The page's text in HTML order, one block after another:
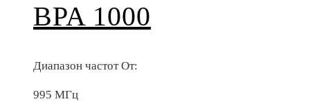
BPA 1000
Диапазон частот От:
995 МГц